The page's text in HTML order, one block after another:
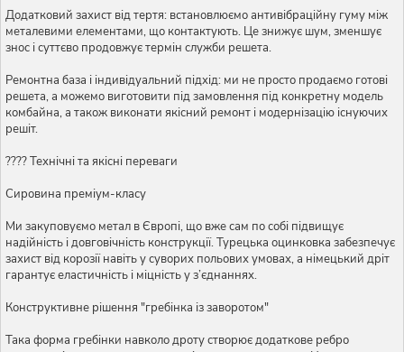
Додатковий захист від тертя: встановлюємо антивібраційну гуму між
металевими елементами, що контактують. Це знижує шум, зменшує
знос і суттєво продовжує термін служби решета.
Ремонтна база і індивідуальний підхід: ми не просто продаємо готові
решета, а можемо виготовити під замовлення під конкретну модель
комбайна, а також виконати якісний ремонт і модернізацію існуючих
решіт.
???? Технічні та якісні переваги
Сировина преміум-класу
Ми закуповуємо метал в Європі, що вже сам по собі підвищує
надійність і довговічність конструкції. Турецька оцинковка забезпечує
захист від корозії навіть у суворих польових умовах, а німецький дріт
гарантує еластичність і міцність у з’єднаннях.
Конструктивне рішення "гребінка із заворотом"
Така форма гребінки навколо дроту створює додаткове ребро